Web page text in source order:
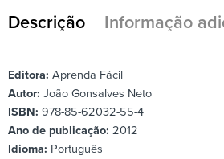
Descrição Informação
Editora: Aprenda Fácil
Autor: João Gonsalves Neto
ISBN: 978-85-62032-55-4
Ano de publicação: 2012
Idioma: Português